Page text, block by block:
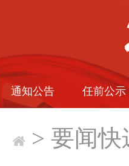
通知公告 任前公示
> 要闻快